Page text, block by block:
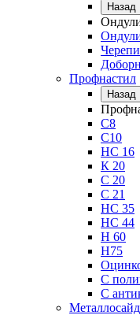
Назад
Профнастил
Назад
С8
С10
НС 16
К 20
С 20
С 21
НС 35
НС 44
Н 60
Н75
С
С